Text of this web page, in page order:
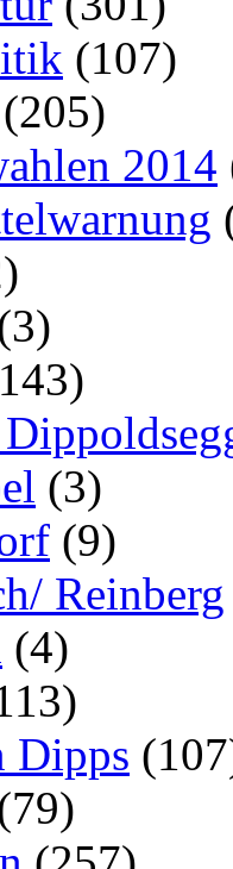
(107)
(205)
2014
(3)
(9)
Reinberg
(4)
Dipps